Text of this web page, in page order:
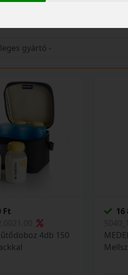
Ft
4db 150
16